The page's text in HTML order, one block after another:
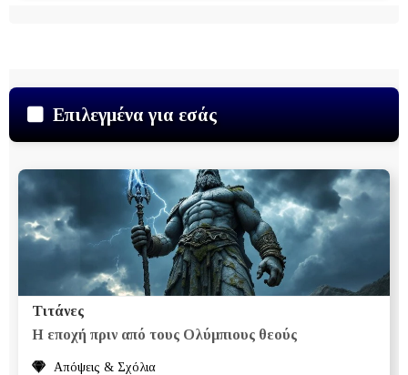
Επιλεγμένα για εσάς
Τιτάνες
Η εποχή πριν από τους Ολύμπιους θεούς
Απόψεις & Σχόλια